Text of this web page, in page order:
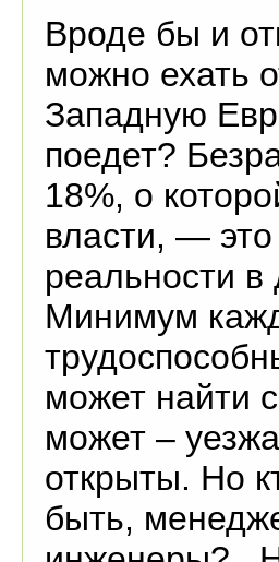
Вроде бы и
можно ехать
Западную
поедет?
18%, о
власти, —
реальности
Минимум
может найти
может –
открыты. Но
быть,